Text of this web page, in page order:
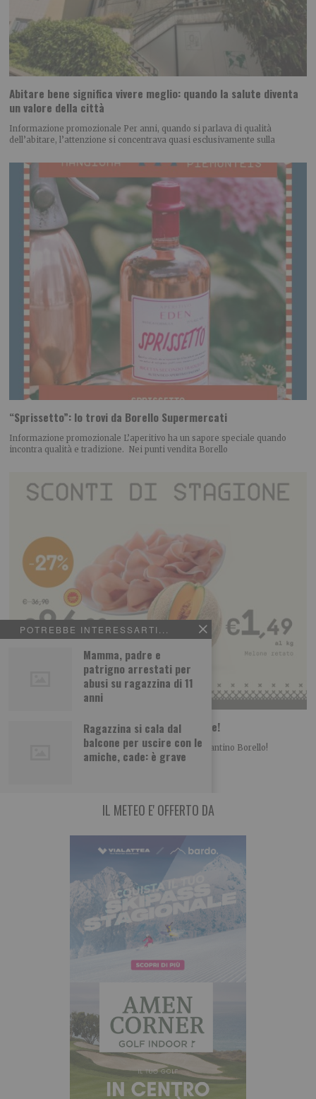
POTREBBE INTERESSARTI...
Mamma, padre e
patrigno arrestati per
abusi su ragazzina di 11
anni
Ragazzina si cala dal
balcone per uscire con le
amiche, cade: è grave
Abitare bene significa vivere meglio: quando la salute diventa
un valore della città
Informazione promozionale Per anni, quando si parlava di qualità
dell’abitare, l’attenzione si concentrava quasi esclusivamente sulla
“Sprissetto”: lo trovi da Borello Supermercati
Informazione promozionale L’aperitivo ha un sapore speciale quando
incontra qualità e tradizione. Nei punti vendita Borello
Borello supermercati: ecco le nuove offerte!
Informazione promozionale È arrivato il nuovo volantino Borello!
Approfitta delle offerte fino al 1 luglio e
IL METEO E' OFFERTO DA